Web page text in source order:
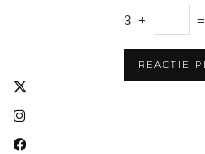
3 + =